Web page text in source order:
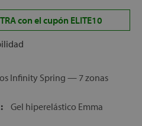
con el cupón ELITE10
Infinity Spring — 7 zonas
Gel hiperelástico Emma